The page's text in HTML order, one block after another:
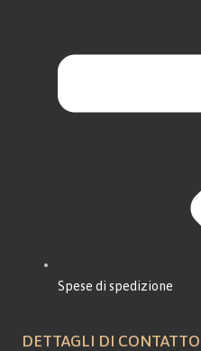
Spese di spedizione
DETTAGLI DI CONTATTO